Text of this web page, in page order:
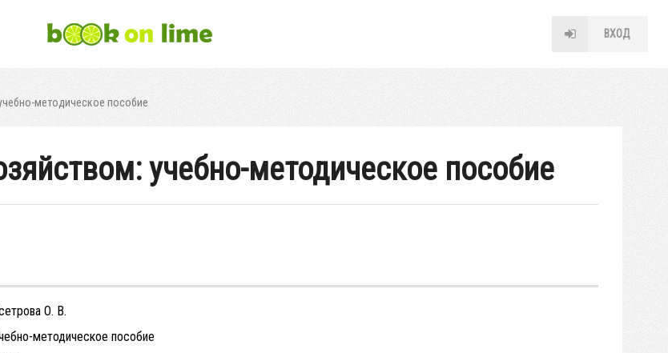
ВХОД
методическое пособие
учебно-методическое пособие
О. В.
методическое пособие